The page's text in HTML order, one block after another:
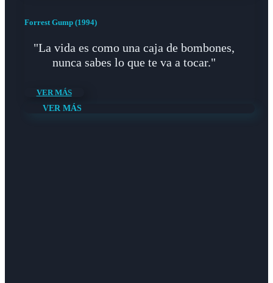
Forrest Gump (1994)
"La vida es como una caja de bombones,
nunca sabes lo que te va a tocar."
VER MÁS
VER MÁS